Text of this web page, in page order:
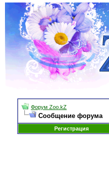
Форум Zoo.kZ
Сообщение форума
Регистрация